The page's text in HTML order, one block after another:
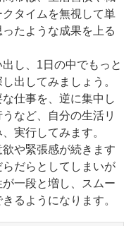
タイムを無視して単
たような成果を上る
し、1日の中でもっと
出してみましょう。
仕事を、逆に集中し
など、自分の生活リ
実行してみます。
や緊張感が続きます
だらとしてしまいが
一段と増し、スムー
るようになります。